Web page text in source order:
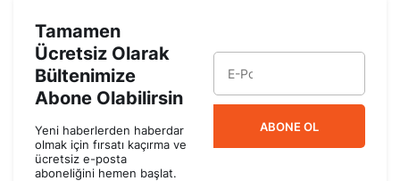
Tamamen
Ücretsiz Olarak
Bültenimize
Abone Olabilirsin
Yeni haberlerden haberdar
olmak için fırsatı kaçırma ve
ücretsiz e-posta
aboneliğini hemen başlat.
ABONE OL